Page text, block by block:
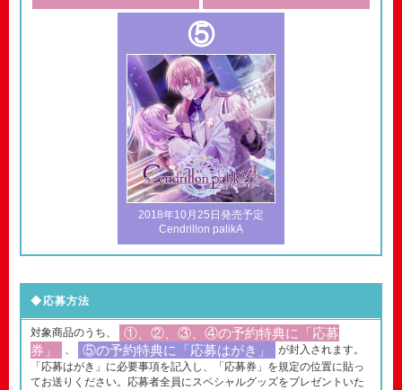
⑤
2018年10月25日発売予定
Cendrillon palikA
◆応募方法
対象商品のうち、
①、②、③、④の予約特典に「応募
券」
、 ⑤の予約特典に「応募はがき」
が封入されます。
「応募はがき」に必要事項を記入し、「応募券」を規定の位置に貼っ
てお送りください。応募者全員にスペシャルグッズをプレゼントいた